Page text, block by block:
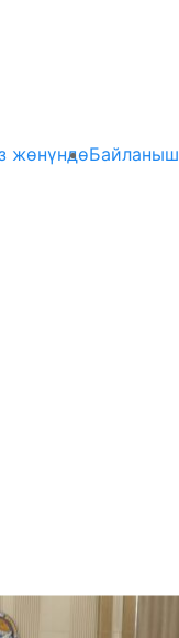
жөнүндөБайланыш